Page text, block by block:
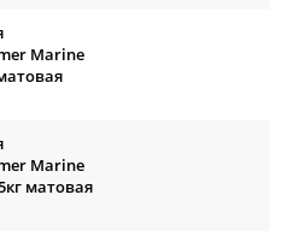
Marine
Marine
матовая